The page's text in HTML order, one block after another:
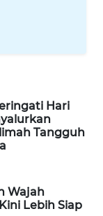
Hari
Tangguh
Wajah
Lebih Siap